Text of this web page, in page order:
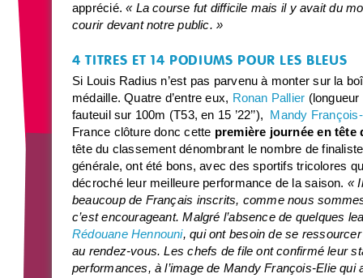
apprécié.« La course fut difficile mais il y avait du
courir devant notre public. »
4 TITRES ET 14 PODIUMS POUR LES BLEUS
Si Louis Radius n’est pas parvenu à monter sur la
médaille. Quatre d’entre eux, Ronan Pallier
fauteuil sur 100m (T53, en 15 ’22’’), Mandy
France clôture donc cette première journée en tête
tête du classement dénombrant le nombre de
générale, ont été bons, avec des sportifs tricolores
décroché leur meilleure performance de la saison. «
beaucoup de Français inscrits, comme nous
c’est encourageant. Malgré l’absence de quelques
Rédouane Hennouni, qui ont besoin de se
au rendez-vous. Les chefs de file ont confirmé leur
performances, à l’image de Mandy François-Elie qui